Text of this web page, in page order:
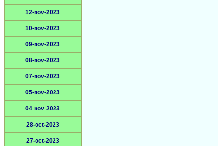
12-nov-2023
10-nov-2023
09-nov-2023
08-nov-2023
07-nov-2023
05-nov-2023
04-nov-2023
28-oct-2023
27-oct-2023